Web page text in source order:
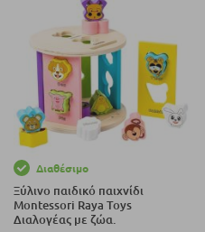
Διαθέσιμο
Ξύλινο παιδικό παιχνίδι
Montessori Raya Toys
Διαλογέας με ζώα.